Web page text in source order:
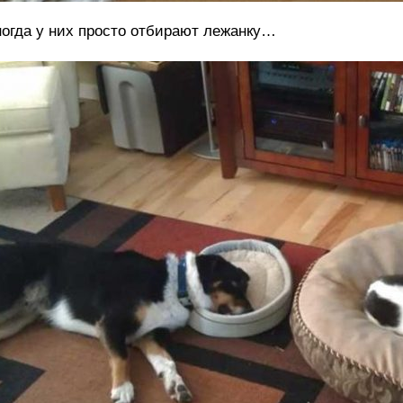
у них просто отбирают лежанку…